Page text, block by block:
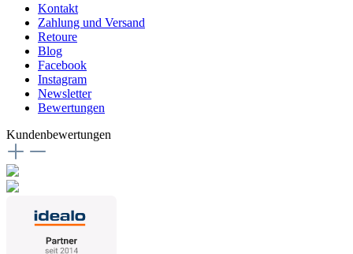
Kontakt
Zahlung und Versand
Retoure
Blog
Facebook
Instagram
Newsletter
Bewertungen
Kundenbewertungen